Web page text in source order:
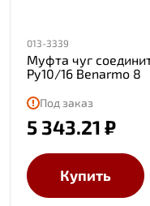
013-3339
Муфта чуг
Ру10/16 Benarmo 8
Под заказ
5 343.21 ₽
Купить